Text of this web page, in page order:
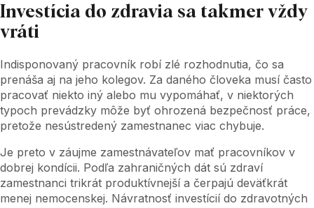
Investícia do zdravia sa takmer vždy
vráti
Indisponovaný pracovník robí zlé rozhodnutia, čo sa
prenáša aj na jeho kolegov. Za daného človeka musí často
pracovať niekto iný alebo mu vypomáhať, v niektorých
typoch prevádzky môže byť ohrozená bezpečnosť práce,
pretože nesústredený zamestnanec viac chybuje.
Je preto v záujme zamestnávateľov mať pracovníkov v
dobrej kondícii. Podľa zahraničných dát sú zdraví
zamestnanci trikrát produktívnejší a čerpajú deväťkrát
menej nemocenskej. Návratnosť investícií do zdravotných